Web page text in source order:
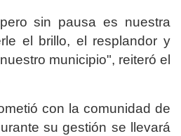
sin pausa es nuestra
el brillo, el resplandor y
municipio", reiteró el
con la comunidad de
su gestión se llevará